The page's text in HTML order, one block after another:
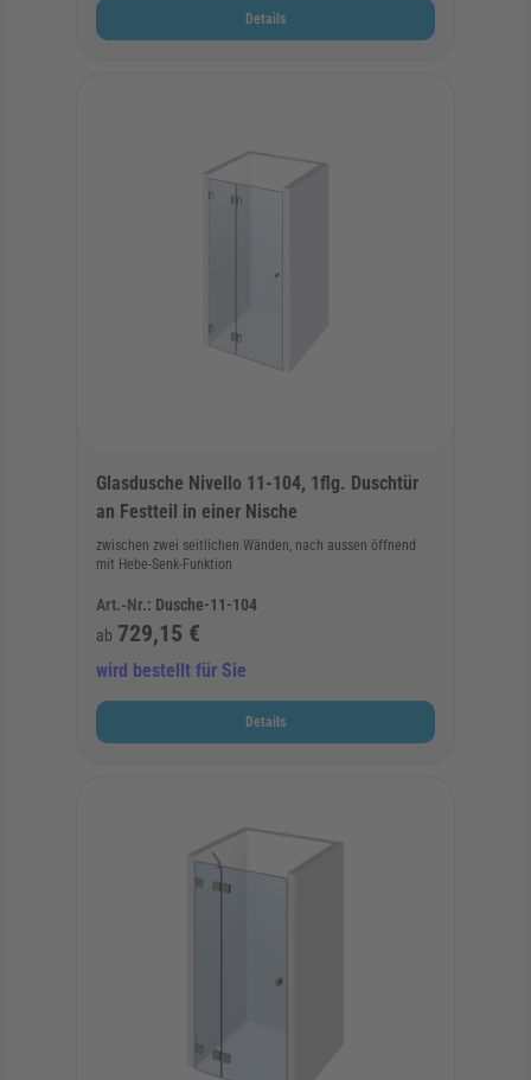
Details
Glasdusche Nivello 11-104, 1flg. Duschtür
an Festteil in einer Nische
zwischen zwei seitlichen Wänden, nach aussen öffnend
mit Hebe-Senk-Funktion
Art.-Nr.: Dusche-11-104
ab 729,15 €
wird bestellt für Sie
Details